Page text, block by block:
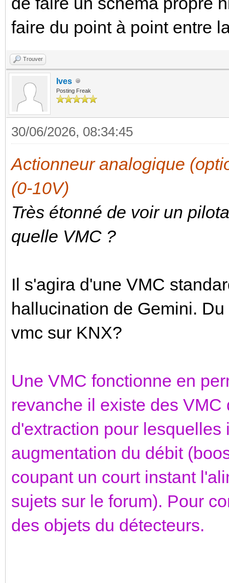
faire du point à point entre
Trouver
Ives
Posting Freak
30/06/2026, 08:34:45
Actionneur analogique
(0-10V)
Très étonné de voir un
quelle VMC ?
Il s'agira d'une VMC
hallucination de Gemini.
vmc sur KNX?
Une VMC fonctionne en
revanche il existe des
d'extraction pour
augmentation du débit
coupant un court instant
sujets sur le forum). Pour
des objets du détecteurs.